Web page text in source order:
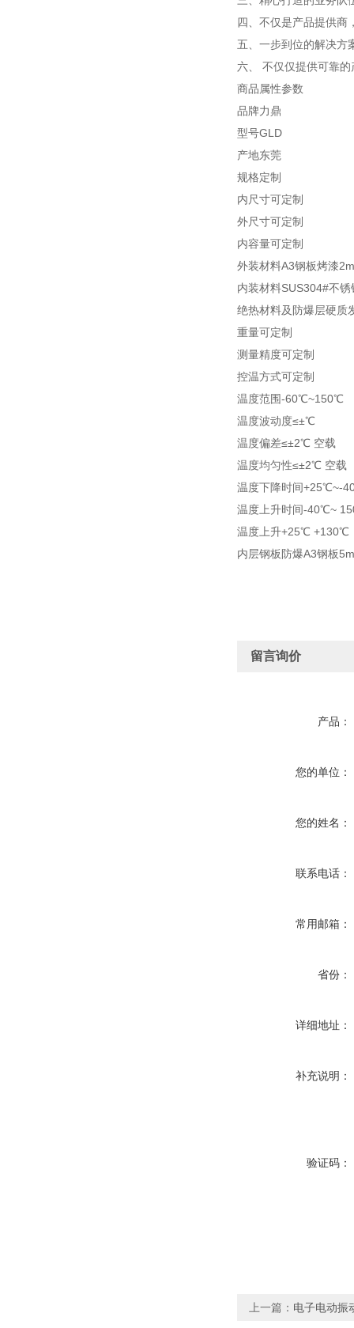
四、不仅是产品提供商
五、一步到位的解决方
六、 不仅仅提供可靠
商品属性参数
品牌力鼎
型号GLD
产地东莞
规格定制
内尺寸可定制
外尺寸可定制
内容量可定制
外装材料A3钢板烤漆
内装材料SUS304#不锈
绝热材料及防爆层硬质
重量可定制
测量精度可定制
控温方式可定制
温度范围-60℃~150℃
温度波动度≤±℃
温度偏差≤±2℃ 空载
温度均匀性≤±2℃ 空载
温度下降时间+25℃~-
温度上升时间-40℃~
温度上升+25℃ +130℃
内层钢板防爆A3钢板
留言询价
产品：
您的单位：
您的姓名：
联系电话：
常用邮箱：
省份：
详细地址：
补充说明：
验证码：
上一篇： 电子电动振